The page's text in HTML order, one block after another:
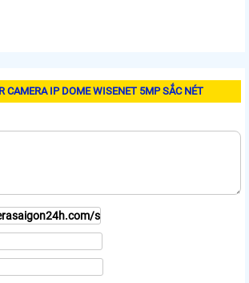
CAMERA IP DOME WISENET 5MP SẮC NÉT